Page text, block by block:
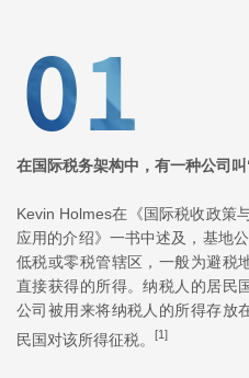
在国际税务架构中，有一种公司
Kevin Holmes在《国际税收政策
应用的介绍》一书中述及，基地
低税或零税管辖区，一般为避税
直接获得的所得。纳税人的居民
公司被用来将纳税人的所得存放
民国对该所得征税。
[1]